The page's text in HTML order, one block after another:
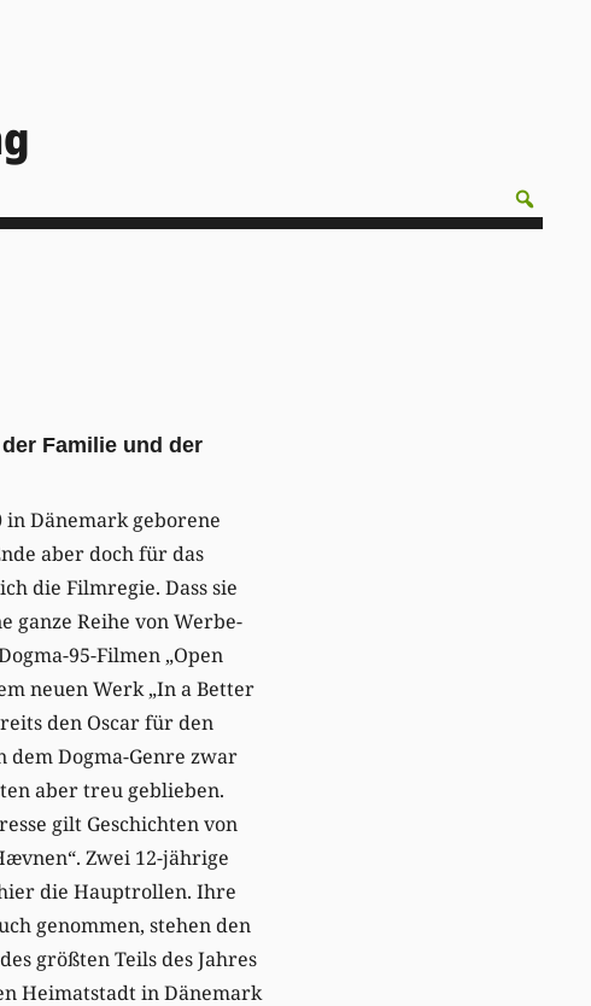
Familie und der
in Dänemark geborene
aber doch für das
die Filmregie. Dass sie
ganze Reihe von Werbe-
95-Filmen „Open
neuen Werk „In a Better
den Oscar für den
dem Dogma-Genre zwar
aber treu geblieben.
gilt Geschichten von
Zwei 12-jährige
die Hauptrollen. Ihre
genommen, stehen den
größten Teils des Jahres
Heimatstadt in Dänemark